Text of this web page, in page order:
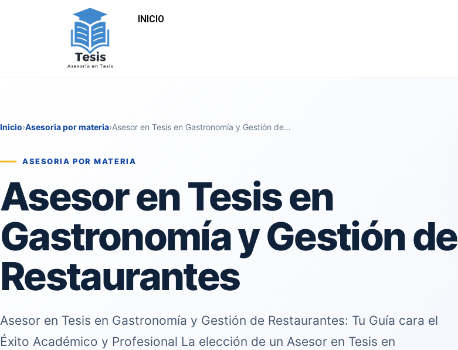
INICIO
Inicio›Asesoria por materia›Asesor en Tesis en Gastronomía y Gestión de…
ASESORIA POR MATERIA
Asesor en Tesis en
Gastronomía y Gestión de
Restaurantes
Asesor en Tesis en Gastronomía y Gestión de Restaurantes: Tu Guía cara el
Éxito Académico y Profesional La elección de un Asesor en Tesis en